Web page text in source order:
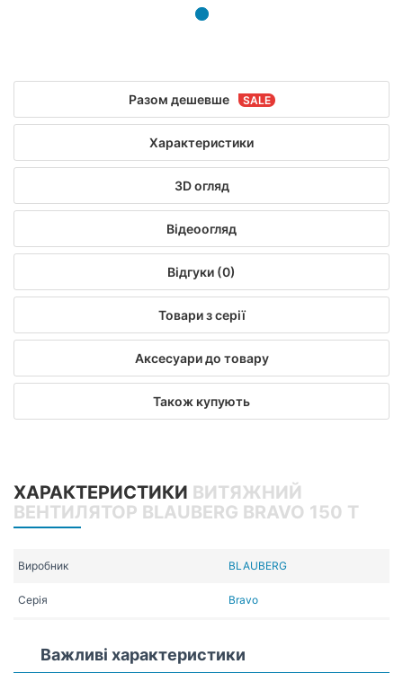
Разом дешевше
Характеристики
3D огляд
Відеоогляд
Відгуки (0)
Товари з серії
Аксесуари до товару
Також купують
ХАРАКТЕРИСТИКИ ВИТЯЖНИЙ
ВЕНТИЛЯТОР BLAUBERG BRAVO 150 T
Виробник BLAUBERG
Серія Bravo
Важливі характеристики